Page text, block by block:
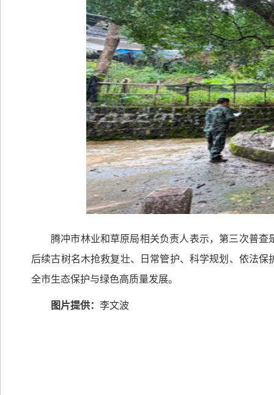
腾冲市林业和草原局相关负责人表示，第三次普
后续古树名木抢救复壮、日常管护、科学规划、依法
全市生态保护与绿色高质量发展。
图片提供： 李文波